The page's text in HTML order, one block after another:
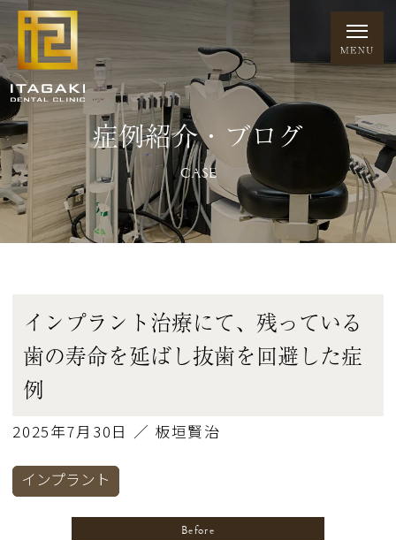
症例紹介・ブログ
CASE
インプラント治療にて、残っている
歯の寿命を延ばし抜歯を回避した症
例
2025年7月30日 ／ 板垣賢治
インプラント
Before